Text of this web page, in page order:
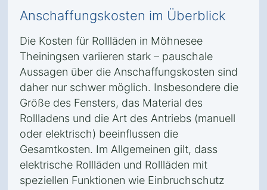
Anschaffungskosten im Überblick
Die Kosten für Rollläden in Möhnesee
Theiningsen variieren stark – pauschale
Aussagen über die Anschaffungskosten sind
daher nur schwer möglich. Insbesondere die
Größe des Fensters, das Material des
Rollladens und die Art des Antriebs (manuell
oder elektrisch) beeinflussen die
Gesamtkosten. Im Allgemeinen gilt, dass
elektrische Rollläden und Rollläden mit
speziellen Funktionen wie Einbruchschutz